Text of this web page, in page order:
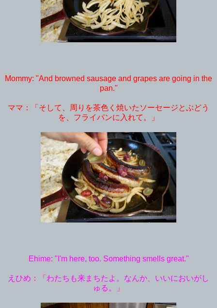
Mommy: "And browned sausage and grapes are going in the
pan."
ママ：「そして、周りを茶色く焼いたソーセージとぶどう
を、フライパンに入れて。」
Ehime: "I'm here, too. Something smells great."
えひめ：「わたちも来まちたよ。なんか、いいにおいがし
ゅる。」